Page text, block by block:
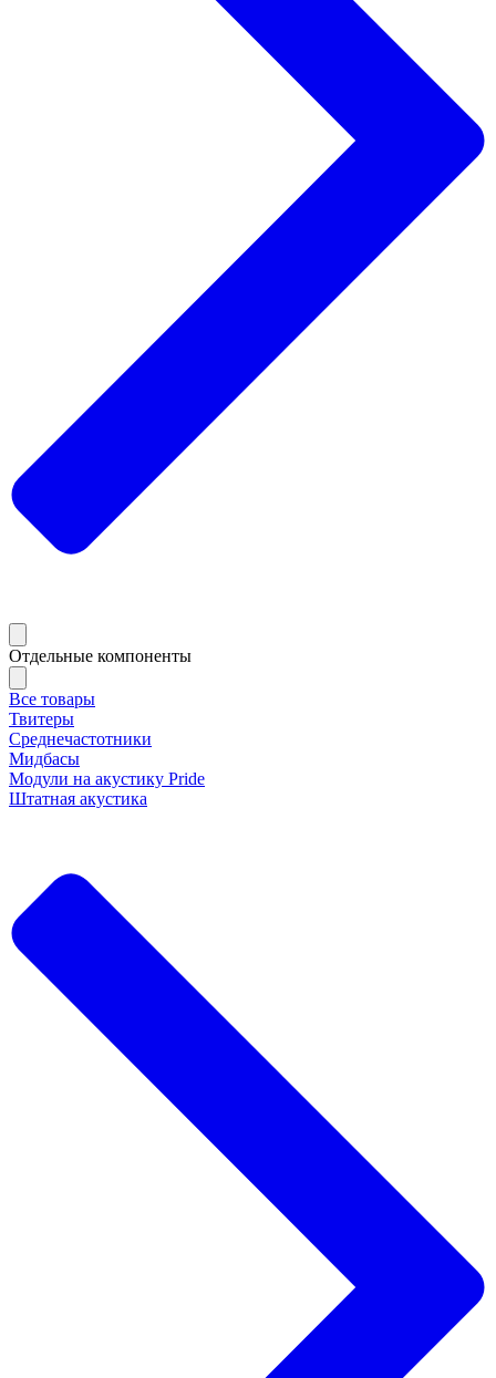
Отдельные компоненты
Все товары
Твитеры
Среднечастотники
Мидбасы
Модули на акустику Pride
Штатная акустика